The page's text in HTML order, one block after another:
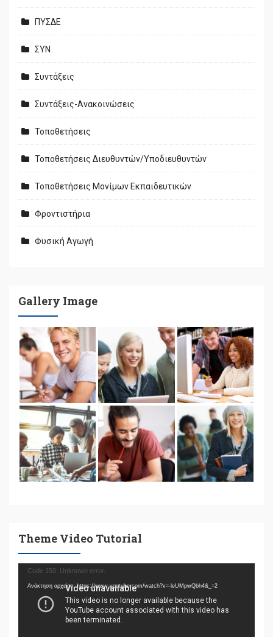
ΠΥΣΔΕ
ΣΥΝ
Συντάξεις
Συντάξεις-Ανακοινώσεις
Τοποθετήσεις
Τοποθετήσεις Διευθυντών/Υποδιευθυντών
Τοποθετήσεις Μονίμων Εκπαιδευτικών
Φροντιστήρια
Φυσική Αγωγή
Gallery Image
Theme Video Tutorial
Πρόγραμμα
Αναπαραγωγής
Βίντεο
Code 150: Unknown error.
Ανάκτηση αρχείου: https://www.youtube.com/watch?v=-leUMpwQbh4&_=2